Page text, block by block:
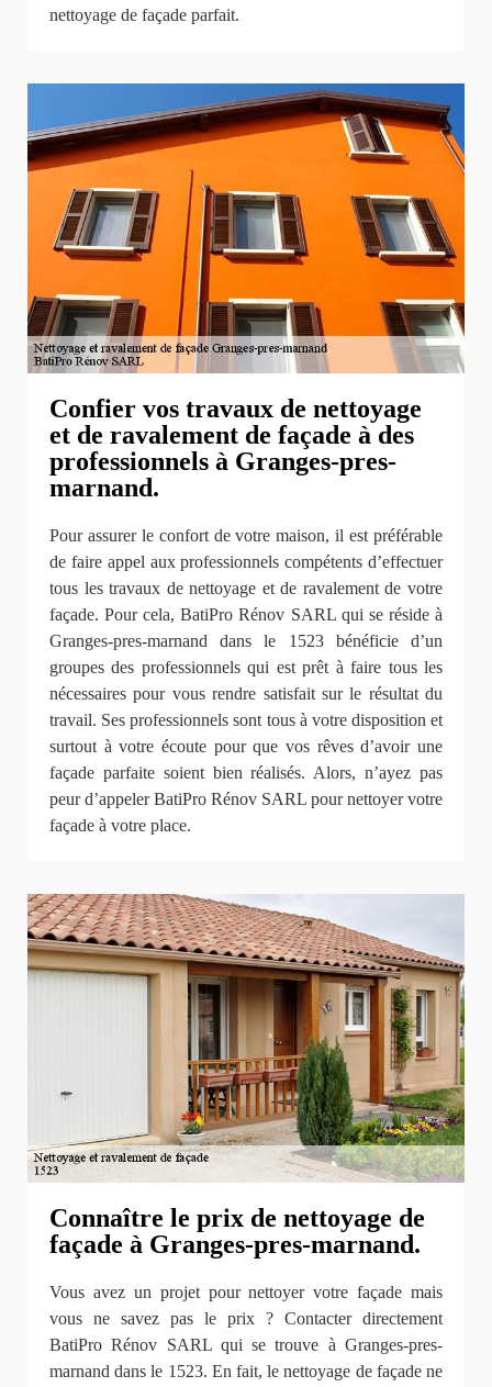
nettoyage de façade parfait.
Confier vos travaux de nettoyage
et de ravalement de façade à des
professionnels à Granges-pres-
marnand.
Pour assurer le confort de votre maison, il est préférable
de faire appel aux professionnels compétents d’effectuer
tous les travaux de nettoyage et de ravalement de votre
façade. Pour cela, BatiPro Rénov SARL qui se réside à
Granges-pres-marnand dans le 1523 bénéficie d’un
groupes des professionnels qui est prêt à faire tous les
nécessaires pour vous rendre satisfait sur le résultat du
travail. Ses professionnels sont tous à votre disposition et
surtout à votre écoute pour que vos rêves d’avoir une
façade parfaite soient bien réalisés. Alors, n’ayez pas
peur d’appeler BatiPro Rénov SARL pour nettoyer votre
façade à votre place.
Connaître le prix de nettoyage de
façade à Granges-pres-marnand.
Vous avez un projet pour nettoyer votre façade mais
vous ne savez pas le prix ? Contacter directement
BatiPro Rénov SARL qui se trouve à Granges-pres-
marnand dans le 1523. En fait, le nettoyage de façade ne